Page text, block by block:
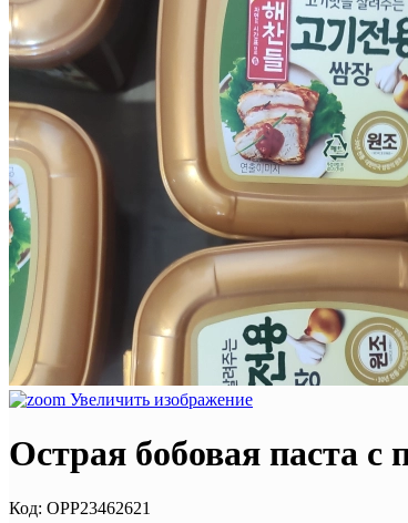
Увеличить изображение
Острая бобовая паста с
Код: OPP23462621